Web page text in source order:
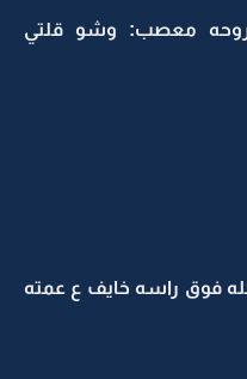
روحه معصب: وشو قلتي
فوق راسه خايف ع عمته